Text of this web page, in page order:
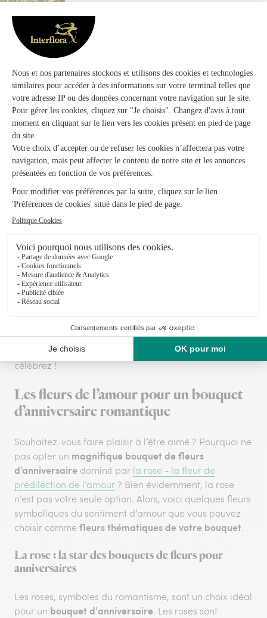
transmettre un message du cœur. Un
langage précis qui s’exprime non seulement
avec le choix des variétés, mais aussi grâce
Quelles fleurs offrir pour un anniversaire ?
Le plaisir d’offrir peut rapidement tourner au
casse-tête lorsqu’on se met en quête des
aisé de trouver le cadeau original ni de
choisir entre différents cadeaux pour
célèbre la naissance, l’amour et les souvenirs.
ou offrir un bouquet de fleurs pour un anniversaire
est un geste du cœur. Et bien
d’anniversaire
goûts de votre destinataire, c’est promettre un moment
d’émotion unique. Découvrez les fleurs et les astuces
poursélectionner un bouquet de fleurs pour un
anniversaireà l’image de la personne que vous
célébrez !
Les fleurs de l’amour pour un bouquet
d’anniversaire romantique
Souhaitez-vous faire plaisir à l’être aimé ? Pourquoi ne
pas opter un magnifique bouquet de fleurs
d’anniversaire dominé par la rose - la fleur de
prédilection de l’amour ? Bien évidemment, la rose
n’est pas votre seule option. Alors, voici quelques fleurs
symboliques du sentiment d’amour que vous pouvez
choisir comme fleurs thématiques de votre bouquet.
La rose : la star des bouquets de fleurs pour
anniversaires
Les roses, symboles du romantisme, sont un choix idéal
pour un bouquet d'anniversaire. Les roses sont